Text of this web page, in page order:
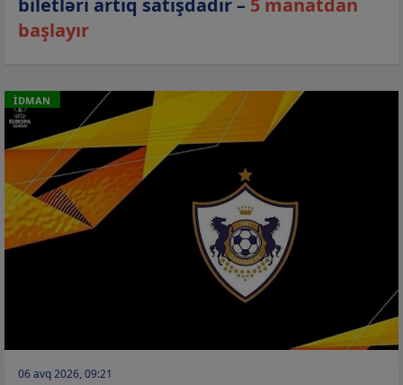
biletləri artıq satışdadır – 5 manatdan
başlayır
İDMAN
06 avq 2026, 09:21